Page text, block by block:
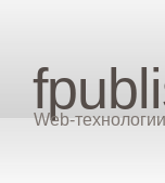
Web-